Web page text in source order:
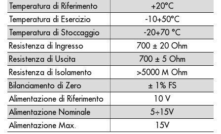
Temperatura di Riferimento
+20°C
Temperatura di Esercizio
-10+50°C
Temperatura di Stoccaggio
-20+70 °C
Resistenza di Ingresso
700 ± 20 Ohm
Resistenza di Uscita
700 ± 5 Ohm
Resistenza di Isolamento
>5000 M Ohm
Bilanciamento di Zero
± 1% FS
Alimentazione di Riferimento
10 V
Alimentazione Nominale
5÷15V
Alimentazione Max.
15V